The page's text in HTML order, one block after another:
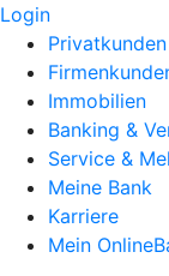
Login
Privatkunden
Immobilien
Banking &
Service &
Meine Bank
Karriere
Mein